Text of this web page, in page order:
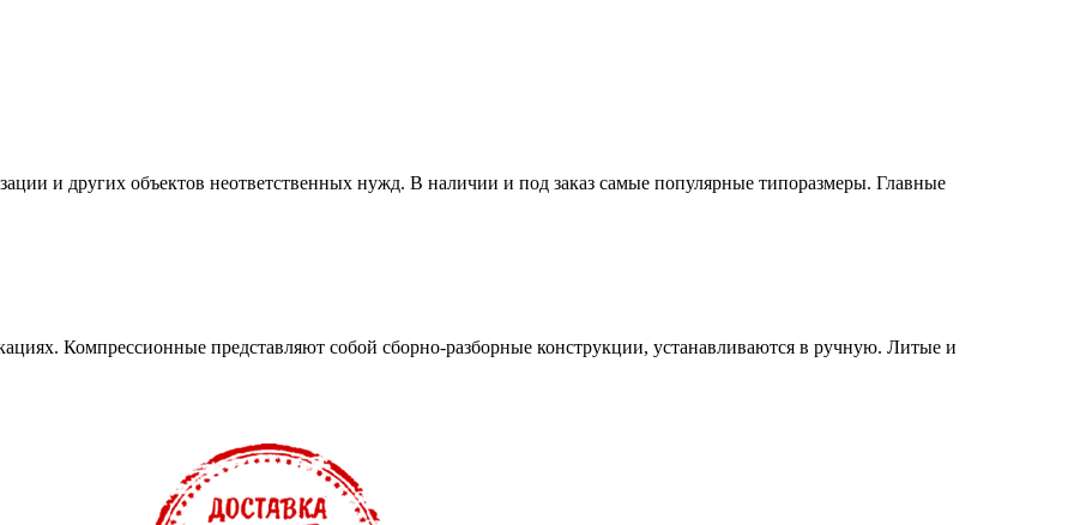
и других объектов неответственных нужд. В наличии и под заказ самые популярные типоразмеры. Главные
Компрессионные представляют собой сборно-разборные конструкции, устанавливаются в ручную. Литые и